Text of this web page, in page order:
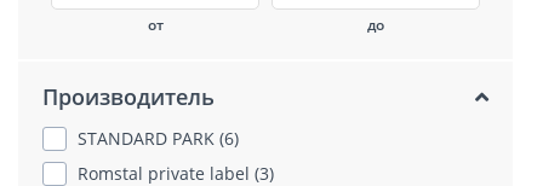
от до
Производитель
STANDARD PARK (6)
Romstal private label (3)